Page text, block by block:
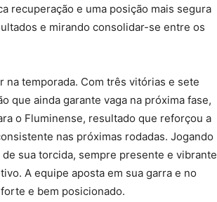
recuperação e uma posição mais segura
e mirando consolidar-se entre os
na temporada. Com três vitórias e sete
que ainda garante vaga na próxima fase,
o Fluminense, resultado que reforçou a
nas próximas rodadas. Jogando
sua torcida, sempre presente e vibrante
A equipe aposta em sua garra e no
e bem posicionado.